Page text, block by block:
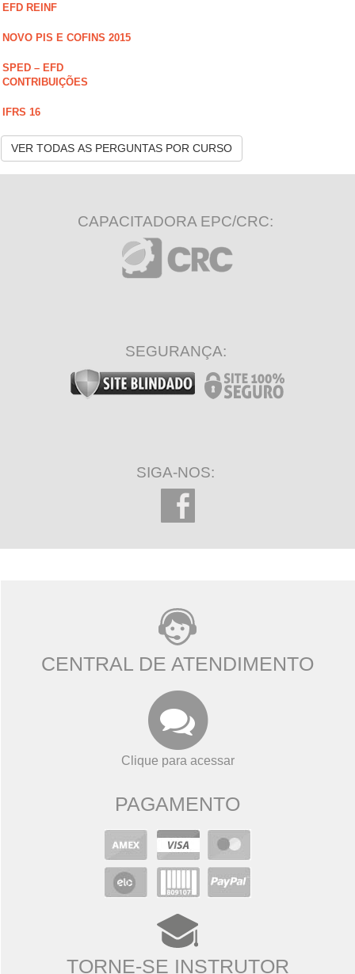
EFD REINF
NOVO PIS E COFINS 2015
SPED – EFD
CONTRIBUIÇÕES
IFRS 16
VER TODAS AS PERGUNTAS POR CURSO
CAPACITADORA EPC/CRC:
SEGURANÇA:
SIGA-NOS:
CENTRAL DE ATENDIMENTO
Clique para acessar
PAGAMENTO
TORNE-SE INSTRUTOR